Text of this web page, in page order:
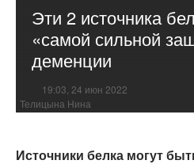
Эти 2 источника
«самой сильной
деменции
19:03, 24 июн 2022
Телицына Нина
Источники белка могут